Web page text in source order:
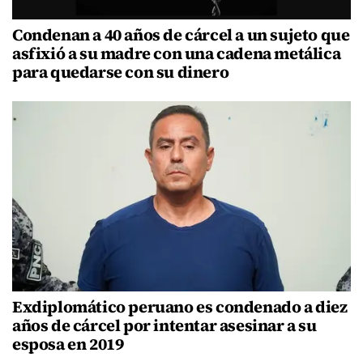
Condenan a 40 años de cárcel a un sujeto que
asfixió a su madre con una cadena metálica
para quedarse con su dinero
Exdiplomático peruano es condenado a diez
años de cárcel por intentar asesinar a su
esposa en 2019